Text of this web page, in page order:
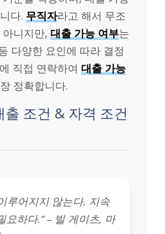
다. 무직자라고 해서 무조
니지만, 대출 가능 여부는
다양한 요인에 따라 결정
에 직접 연락하여 대출 가능
정확합니다.
조건 & 자격 조건
루어지지 않는다. 지속
요하다.” – 빌 게이츠, 마